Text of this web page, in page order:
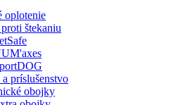
oplotenie
štekaniu
príslušenstvo
obojky